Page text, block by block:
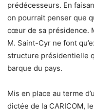
prédécesseurs. En
on pourrait penser que
cœur de sa présidence.
M. Saint-Cyr ne font
structure présidentielle
barque du pays.
Mis en place au terme
dictée de la CARICOM,